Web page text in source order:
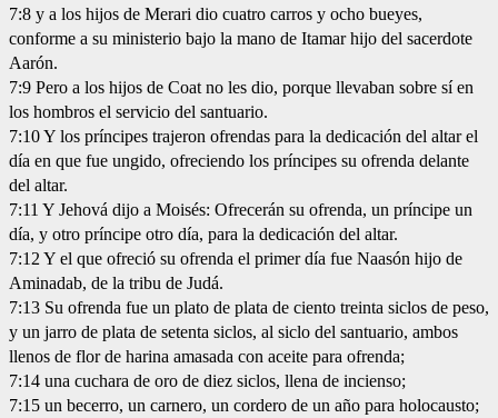
7:8 y a los hijos de Merari dio cuatro carros y ocho bueyes,
conforme a su ministerio bajo la mano de Itamar hijo del sacerdote
Aarón.
7:9 Pero a los hijos de Coat no les dio, porque llevaban sobre sí en
los hombros el servicio del santuario.
7:10 Y los príncipes trajeron ofrendas para la dedicación del altar el
día en que fue ungido, ofreciendo los príncipes su ofrenda delante
del altar.
7:11 Y Jehová dijo a Moisés: Ofrecerán su ofrenda, un príncipe un
día, y otro príncipe otro día, para la dedicación del altar.
7:12 Y el que ofreció su ofrenda el primer día fue Naasón hijo de
Aminadab, de la tribu de Judá.
7:13 Su ofrenda fue un plato de plata de ciento treinta siclos de peso,
y un jarro de plata de setenta siclos, al siclo del santuario, ambos
llenos de flor de harina amasada con aceite para ofrenda;
7:14 una cuchara de oro de diez siclos, llena de incienso;
7:15 un becerro, un carnero, un cordero de un año para holocausto;